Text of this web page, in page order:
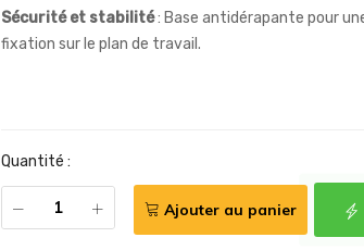
Sécurité et stabilité: Base antidérapante pour
fixation sur le plan de travail.
Quantité :
Ajouter au panier